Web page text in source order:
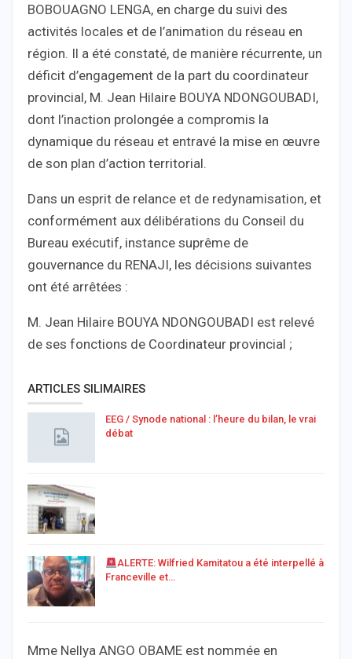
BOBOUAGNO LENGA, en charge du suivi des
activités locales et de l’animation du réseau en
région. Il a été constaté, de manière récurrente, un
déficit d’engagement de la part du coordinateur
provincial, M. Jean Hilaire BOUYA NDONGOUBADI,
dont l’inaction prolongée a compromis la
dynamique du réseau et entravé la mise en œuvre
de son plan d’action territorial.
Dans un esprit de relance et de redynamisation, et
conformément aux délibérations du Conseil du
Bureau exécutif, instance suprême de
gouvernance du RENAJI, les décisions suivantes
ont été arrêtées :
M. Jean Hilaire BOUYA NDONGOUBADI est relevé
de ses fonctions de Coordinateur provincial ;
ARTICLES SILIMAIRES
EEG / Synode national : l’heure du bilan, le vrai
débat
ALERTE: Wilfried Kamitatou a été interpellé à
Franceville et…
Mme Nellya ANGO OBAME est nommée en